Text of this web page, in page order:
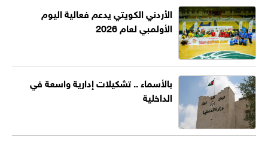
الأردني الكويتي يدعم فعالية اليوم
الأولمبي لعام 2026
بالأسماء .. تشكيلات إدارية واسعة في
الداخلية